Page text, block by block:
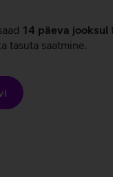
14 päeva jooksul
tasuta saatmine.